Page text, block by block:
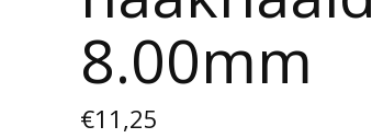
8.00mm
€11,25